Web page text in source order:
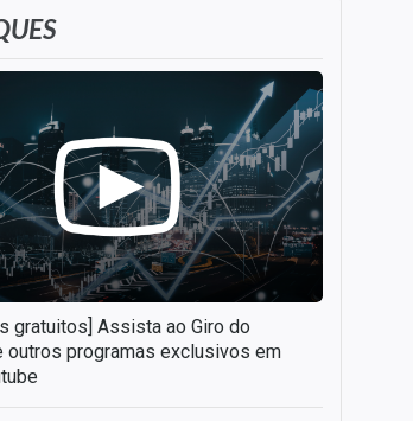
gratuitos] Assista ao Giro do
outros programas exclusivos em